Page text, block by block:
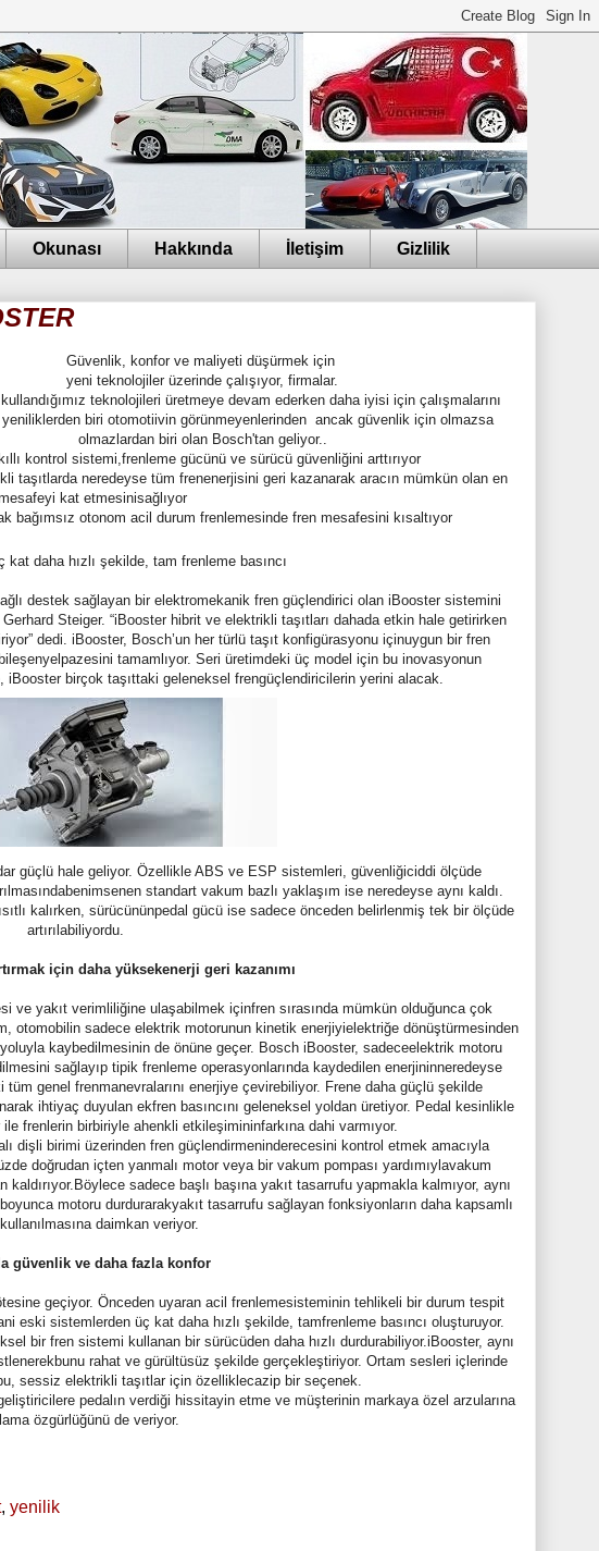
Okunası Hakkında İletişim Gizlilik
Güvenlik, konfor ve maliyeti düşürmek için
yeni teknolojiler üzerinde çalışıyor, firmalar.
teknolojileri üretmeye devam ederken daha iyisi için çalışmalarını
biri otomotiivin görünmeyenlerinden ancak güvenlik için olmazsa
olmazlardan biri olan Bosch'tan geliyor..
kontrol sistemi,frenleme gücünü ve sürücü güvenliğini arttırıyor
taşıtlarda neredeyse tüm frenenerjisini geri kazanarak aracın mümkün olan en
kat etmesinisağlıyor
bağımsız otonom acil durum frenlemesinde fren mesafesini kısaltıyor
kat daha hızlı şekilde, tam frenleme basıncı
destek sağlayan bir elektromekanik fren güçlendirici olan iBooster sistemini
Steiger. “iBooster hibrit ve elektrikli taşıtları dahada etkin hale getirirken
dedi. iBooster, Bosch’un her türlü taşıt konfigürasyonu içinuygun bir fren
tamamlıyor. Seri üretimdeki üç model için bu inovasyonun
iBooster birçok taşıttaki geleneksel frengüçlendiricilerin yerini alacak.
güçlü hale geliyor. Özellikle ABS ve ESP sistemleri, güvenliğiciddi ölçüde
standart vakum bazlı yaklaşım ise neredeyse aynı kaldı.
kalırken, sürücününpedal gücü ise sadece önceden belirlenmiş tek bir ölçüde
artırılabiliyordu.
için daha yüksekenerji geri kazanımı
ve yakıt verimliliğine ulaşabilmek içinfren sırasında mümkün olduğunca çok
otomobilin sadece elektrik motorunun kinetik enerjiyielektriğe dönüştürmesinden
kaybedilmesinin de önüne geçer. Bosch iBooster, sadeceelektrik motoru
sağlayıp tipik frenleme operasyonlarında kaydedilen enerjininneredeyse
genel frenmanevralarını enerjiye çevirebiliyor. Frene daha güçlü şekilde
ihtiyaç duyulan ekfren basıncını geleneksel yoldan üretiyor. Pedal kesinlikle
frenlerin birbiriyle ahenkli etkileşimininfarkına dahi varmıyor.
dişli birimi üzerinden fren güçlendirmeninderecesini kontrol etmek amacıyla
doğrudan içten yanmalı motor veya bir vakum pompası yardımıylavakum
sadece başlı başına yakıt tasarrufu yapmakla kalmıyor, aynı
motoru durdurarakyakıt tasarrufu sağlayan fonksiyonların daha kapsamlı
daimkan veriyor.
güvenlik ve daha fazla konfor
geçiyor. Önceden uyaran acil frenlemesisteminin tehlikeli bir durum tespit
eski sistemlerden üç kat daha hızlı şekilde, tamfrenleme basıncı oluşturuyor.
bir fren sistemi kullanan bir sürücüden daha hızlı durdurabiliyor.iBooster, aynı
rahat ve gürültüsüz şekilde gerçekleştiriyor. Ortam sesleri içlerinde
sessiz elektrikli taşıtlar için özelliklecazip bir seçenek.
pedalın verdiği hissitayin etme ve müşterinin markaya özel arzularına
özgürlüğünü de veriyor.
, yenilik